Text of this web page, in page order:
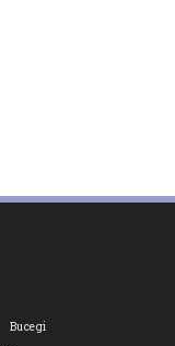
Bucegi